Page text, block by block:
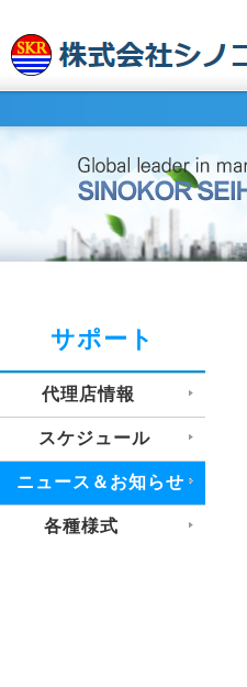
サポート
代理店情報
スケジュール
ニュース＆お知らせ
各種様式